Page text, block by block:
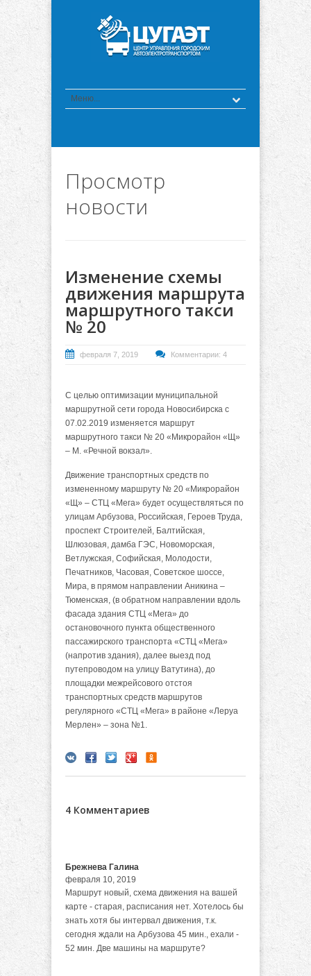
Просмотр
новости
Изменение схемы
движения маршрута
маршрутного такси
№ 20
февраля 7, 2019 Комментарии: 4
С целью оптимизации муниципальной
маршрутной сети города Новосибирска с
07.02.2019 изменяется маршрут
маршрутного такси № 20 «Микрорайон «Щ»
– М. «Речной вокзал».
Движение транспортных средств по
измененному маршруту № 20 «Микрорайон
«Щ» – СТЦ «Мега» будет осуществляться по
улицам Арбузова, Российская, Героев Труда,
проспект Строителей, Балтийская,
Шлюзовая, дамба ГЭС, Новоморская,
Ветлужская, Софийская, Молодости,
Печатников, Часовая, Советское шоссе,
Мира, в прямом направлении Аникина –
Тюменская, (в обратном направлении вдоль
фасада здания СТЦ «Мега» до
остановочного пункта общественного
пассажирского транспорта «СТЦ «Мега»
(напротив здания), далее выезд под
путепроводом на улицу Ватутина), до
площадки межрейсового отстоя
транспортных средств маршрутов
регулярного «СТЦ «Мега» в районе «Леруа
Мерлен» – зона №1.
4 Комментариев
Брежнева Галина
февраля 10, 2019
Маршрут новый, схема движения на вашей
карте - старая, расписания нет. Хотелось бы
знать хотя бы интервал движения, т.к.
сегодня ждали на Арбузова 45 мин., ехали -
52 мин. Две машины на маршруте?